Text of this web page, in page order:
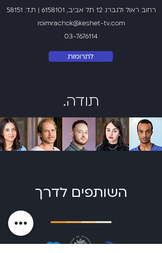
רחוב ראול ולנברג 12 תל אביב, 6158101 | ת.ד. 58151
roimrachok@keshet-tv.com
03-7676114
לתרומות
תודה.
השותפים לדרך